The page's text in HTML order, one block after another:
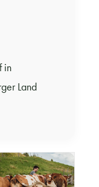
in
Land